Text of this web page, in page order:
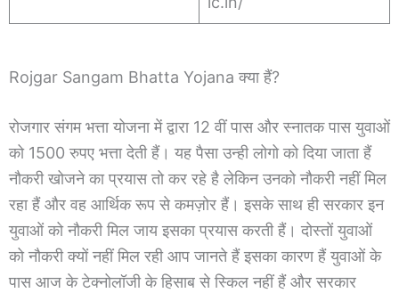
Rojgar Sangam Bhatta Yojana क्या हैं?
रोजगार संगम भत्ता योजना में द्वारा 12 वीं पास और स्नातक पास युवाओं
को 1500 रुपए भत्ता देती हैं। यह पैसा उन्ही लोगो को दिया जाता हैं
नौकरी खोजने का प्रयास तो कर रहे है लेकिन उनको नौकरी नहीं मिल
रहा हैं और वह आर्थिक रूप से कमज़ोर हैं। इसके साथ ही सरकार इन
युवाओं को नौकरी मिल जाय इसका प्रयास करती हैं। दोस्तों युवाओं
को नौकरी क्यों नहीं मिल रही आप जानते हैं इसका कारण हैं युवाओं के
पास आज के टेक्नोलॉजी के हिसाब से स्किल नहीं हैं और सरकार